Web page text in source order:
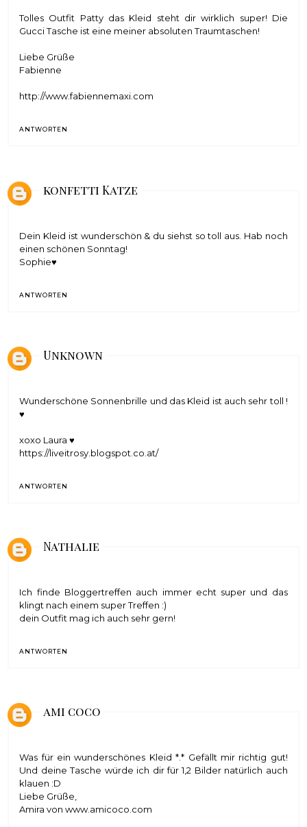
Tolles Outfit Patty das Kleid steht dir wirklich super! Die
Gucci Tasche ist eine meiner absoluten Traumtaschen!
Liebe Grüße
Fabienne
http://www.fabiennemaxi.com
ANTWORTEN
konfetti Katze
Dein Kleid ist wunderschön & du siehst so toll aus. Hab noch
einen schönen Sonntag!
Sophie♥
ANTWORTEN
Unknown
Wunderschöne Sonnenbrille und das Kleid ist auch sehr toll !
♥
xoxo Laura ♥
https://liveitrosy.blogspot.co.at/
ANTWORTEN
Nathalie
Ich finde Bloggertreffen auch immer echt super und das
klingt nach einem super Treffen :)
dein Outfit mag ich auch sehr gern!
ANTWORTEN
ami coco
Was für ein wunderschönes Kleid *.* Gefällt mir richtig gut!
Und deine Tasche würde ich dir für 1,2 Bilder natürlich auch
klauen :D
Liebe Grüße,
Amira von www.amicoco.com